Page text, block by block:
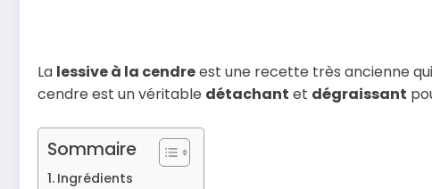
La lessive à la cendreest une recette très ancienne
cendre est un véritable détachant et dégraissant
Sommaire
Ingrédients